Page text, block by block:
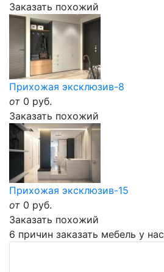
Заказать похожий
Прихожая эксклюзив-8
от 0 руб.
Заказать похожий
Прихожая эксклюзив-15
от 0 руб.
Заказать похожий
6 причин заказать мебель у нас